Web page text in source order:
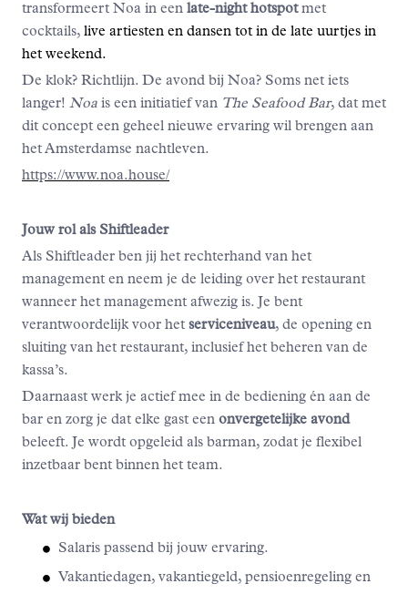
transformeert Noa in een late-night hotspotmet
cocktails, live artiesten en dansen tot in de late uurtjes in
het weekend.
De klok? Richtlijn. De avond bij Noa? Soms net iets
langer! Noa is een initiatief van The Seafood Bar, dat met
dit concept een geheel nieuwe ervaring wil brengen aan
het Amsterdamse nachtleven.
https://www.noa.house/
Jouw rol als Shiftleader
Als Shiftleader ben jij het rechterhand van het
management en neem je de leiding over het restaurant
wanneer het management afwezig is. Je bent
verantwoordelijk voor het serviceniveau, de opening en
sluiting van het restaurant, inclusief het beheren van de
kassa’s.
Daarnaast werk je actief mee in de bediening én aan de
bar en zorg je dat elke gast een onvergetelijke avond
beleeft. Je wordt opgeleid als barman, zodat je flexibel
inzetbaar bent binnen het team.
Wat wij bieden
Salaris passend bij jouw ervaring.
Vakantiedagen, vakantiegeld, pensioenregeling en